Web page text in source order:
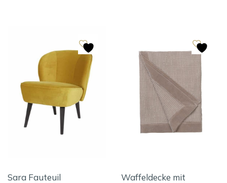
Sara Fauteuil
Waffeldecke mit